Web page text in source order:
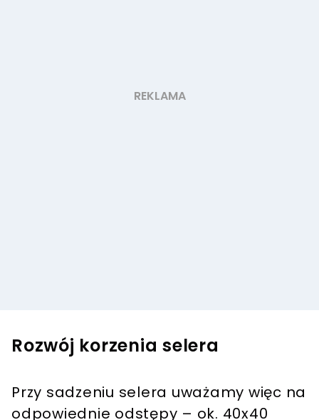
Rozwój korzenia selera
Przy sadzeniu selera uważamy więc na
odpowiednie odstępy – ok. 40x40